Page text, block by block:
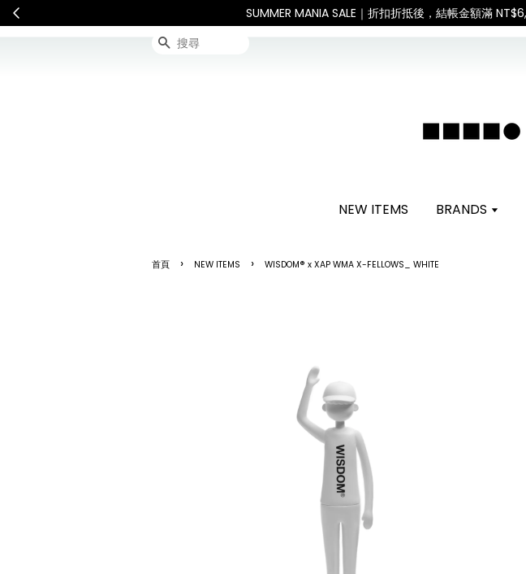
送。 如遇假日、天災或其他不可抗力因素，出貨安排可能調整，敬請見諒 查看國內宅配最新公告
搜尋
NEW ITEMS BRANDS
首頁 › NEW ITEMS › WISDOM® x XAP WMA X-FELLOWS_ WHITE